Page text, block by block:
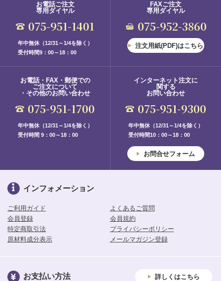
お電話ご注文
専用ダイヤル
075-951-1401
年中無休（12/31～1/4を除く）
受付時間9：00～18：00
FAXご注文
専用ダイヤル
075-952-3860
注文用紙(PDF)はこちら
お電話・FAX・郵便での
ご注文について
・その他のお問い合わせ
075-951-1700
年中無休（12/31～1/4を除く）
受付時間 9：00～18：00
インターネット注文に
関する
お問い合わせ
075-951-9300
年中無休（12/31～1/4を除く）
受付時間10：00～18：00
お問合せフォーム
インフォメーション
ご利用ガイド
よくあるご質問
会員登録
会員規約
特定商取引法
プライバシーポリシー
原材料成分表示
メールマガジン登録
お支払い方法 詳しくはこちら